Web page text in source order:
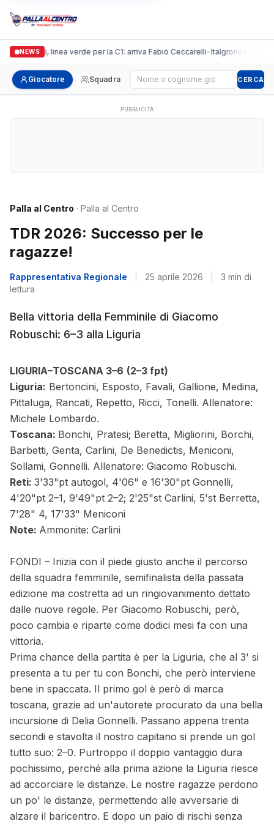
NEWS
Casalguidi, linea verde per la C1: arriva Fabio Ceccarelli•Italgronda Futsal
Giocatore Squadra Cerca giocatore CERCA
PUBBLICITÀ
Palla al Centro · Palla al Centro
TDR 2026: Successo per le
ragazze!
Rappresentativa Regionale 25 aprile 2026
3 min di
lettura
Bella vittoria della Femminile di Giacomo
Robuschi: 6–3 alla Liguria
LIGURIA–TOSCANA 3–6 (2–3 fpt)
Liguria: Bertoncini, Esposto, Favali, Gallione, Medina,
Pittaluga, Rancati, Repetto, Ricci, Tonelli. Allenatore:
Michele Lombardo.
Toscana: Bonchi, Pratesi; Beretta, Migliorini, Borchi,
Barbetti, Genta, Carlini, De Benedictis, Meniconi,
Sollami, Gonnelli. Allenatore: Giacomo Robuschi.
Reti: 3'33"pt autogol, 4'06" e 16'30"pt Gonnelli,
4'20"pt 2–1, 9'49"pt 2–2; 2'25"st Carlini, 5'st Berretta,
7'28" 4, 17'33" Meniconi
Note: Ammonite: Carlini
FONDI – Inizia con il piede giusto anche il percorso
della squadra femminile, semifinalista della passata
edizione ma costretta ad un ringiovanimento dettato
dalle nuove regole. Per Giacomo Robuschi, però,
poco cambia e riparte come dodici mesi fa con una
vittoria.
Prima chance della partita è per la Liguria, che al 3' si
presenta a tu per tu con Bonchi, che però interviene
bene in spaccata. Il primo gol è però di marca
toscana, grazie ad un'autorete procurato da una bella
incursione di Delia Gonnelli. Passano appena trenta
secondi e stavolta il nostro capitano si prende un gol
tutto suo: 2–0. Purtroppo il doppio vantaggio dura
pochissimo, perché alla prima azione la Liguria riesce
ad accorciare le distanze. Le nostre ragazze perdono
un po' le distanze, permettendo alle avversarie di
alzare il baricentro. E dopo un paio di rischi senza